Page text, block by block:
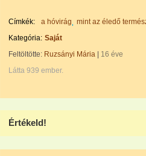
Címkék: a hóvirág
mint az éledő
Kategória: Saját
Feltöltötte: Ruzsányi Mária
16 éve
Látta 939 ember.
Értékeld!